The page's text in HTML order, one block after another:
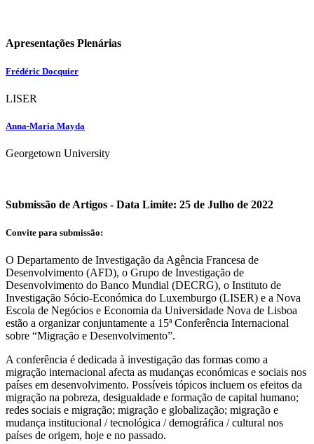
Apresentações Plenárias
Frédéric Docquier
LISER
Anna-Maria Mayda
Georgetown University
Submissão de Artigos - Data Limite: 25 de Julho de 2022
Convite para submissão:
O Departamento de Investigação da Agência Francesa de
Desenvolvimento (AFD), o Grupo de Investigação de
Desenvolvimento do Banco Mundial (DECRG), o Instituto de
Investigação Sócio-Económica do Luxemburgo (LISER) e a Nova
Escola de Negócios e Economia da Universidade Nova de Lisboa
estão a organizar conjuntamente a 15ª Conferência Internacional
sobre “Migração e Desenvolvimento”.
A conferência é dedicada à investigação das formas como a
migração internacional afecta as mudanças económicas e sociais nos
países em desenvolvimento. Possíveis tópicos incluem os efeitos da
migração na pobreza, desigualdade e formação de capital humano;
redes sociais e migração; migração e globalização; migração e
mudança institucional / tecnológica / demográfica / cultural nos
países de origem, hoje e no passado.